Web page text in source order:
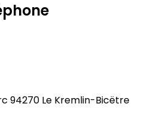
94270 Le Kremlin-Bicëtre